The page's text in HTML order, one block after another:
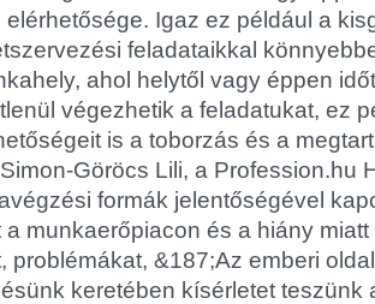
Igaz ez például a
feladataikkal
ahol helytől vagy éppen
végezhetik a feladatukat, ez
is a toborzás és a
Göröcs Lili, a Profession.hu
formák jelentőségével
munkaerőpiacon és a hiány
problémákat, &187;Az emberi
keretében kísérletet teszünk